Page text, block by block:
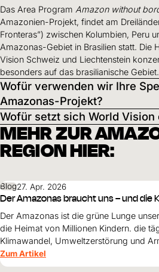
Das Area Program Amazon without
Amazonien-Projekt, findet am
Fronteras”) zwischen Kolumbien, Peru
Amazonas-Gebiet in Brasilien statt. Die
Vision Schweiz und Liechtenstein
besonders auf das brasilianische Gebiet.
Wofür verwenden wir Ihre
Amazonas-Projekt?
Wofür setzt sich World Vision
MEHR ZUR
REGION HIER:
Blog27. Apr. 2026
Der Amazonas braucht uns – und die
Der Amazonas ist die grüne Lunge
die Heimat von Millionen Kindern. die
Klimawandel, Umweltzerstörung und
«Amazon Nation Program» setzt sich
zu schützen, Familien zu stärken und
Zum Artikel